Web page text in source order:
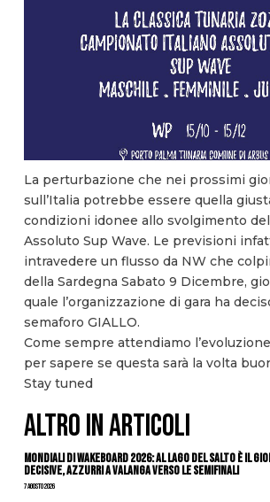
La perturbazione che nei prossimi
sull’Italia potrebbe essere quella
condizioni idonee allo svolgimento
Assoluto Sup Wave. Le previsioni
intravedere un flusso da NW che
della Sardegna Sabato 9 Dicembre,
quale l’organizzazione di gara ha
semaforo GIALLO.
Come sempre attendiamo
per sapere se questa sarà la volta
Stay tuned
ALTRO IN ARTICOLI
Mondiali di Wakeboard 2026: al Lago del Salto è il
decisive, azzurri a valanga verso le semifinali
7 Agosto 2026